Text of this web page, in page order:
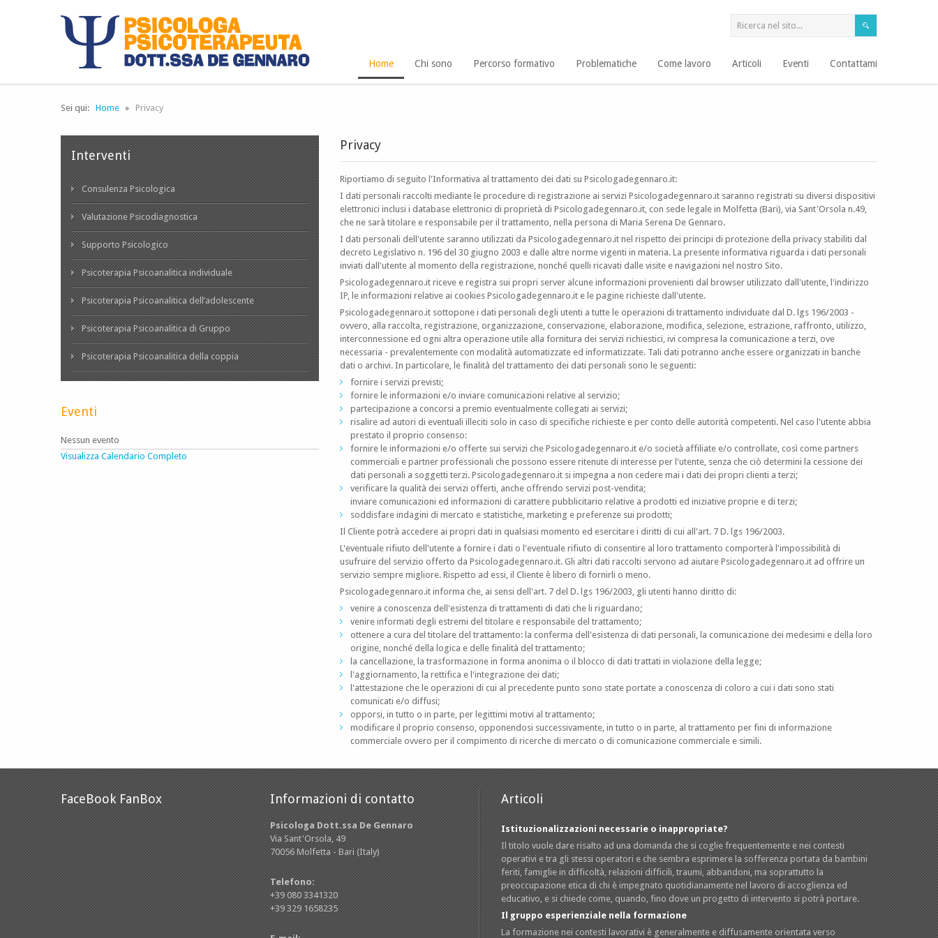
Home Chi sono Percorso formativo Problematiche Come lavoro Articoli Eventi Contattami
Sei qui: Home Privacy
Privacy
Riportiamo di seguito l'Informativa al trattamento dei dati su Psicologadegennaro.it:
I dati personali raccolti mediante le procedure di registrazione ai servizi Psicologadegennaro.it saranno registrati su diversi dispositivi
elettronici inclusi i database elettronici di proprietà di Psicologadegennaro.it, con sede legale in Molfetta (Bari), via Sant'Orsola n.49,
che ne sarà titolare e responsabile per il trattamento, nella persona di Maria Serena De Gennaro.
I dati personali dell'utente saranno utilizzati da Psicologadegennaro.it nel rispetto dei principi di protezione della privacy stabiliti dal
decreto Legislativo n. 196 del 30 giugno 2003 e dalle altre norme vigenti in materia. La presente informativa riguarda i dati personali
inviati dall'utente al momento della registrazione, nonché quelli ricavati dalle visite e navigazioni nel nostro Sito.
Psicologadegennaro.it riceve e registra sui propri server alcune informazioni provenienti dal browser utilizzato dall'utente, l'indirizzo
IP, le informazioni relative ai cookies Psicologadegennaro.it e le pagine richieste dall'utente.
Psicologadegennaro.it sottopone i dati personali degli utenti a tutte le operazioni di trattamento individuate dal D. lgs 196/2003 -
ovvero, alla raccolta, registrazione, organizzazione, conservazione, elaborazione, modifica, selezione, estrazione, raffronto, utilizzo,
interconnessione ed ogni altra operazione utile alla fornitura dei servizi richiestici, ivi compresa la comunicazione a terzi, ove
necessaria - prevalentemente con modalità automatizzate ed informatizzate. Tali dati potranno anche essere organizzati in banche
dati o archivi. In particolare, le finalità del trattamento dei dati personali sono le seguenti:
fornire i servizi previsti;
fornire le informazioni e/o inviare comunicazioni relative al servizio;
partecipazione a concorsi a premio eventualmente collegati ai servizi;
risalire ad autori di eventuali illeciti solo in caso di specifiche richieste e per conto delle autorità competenti. Nel caso l'utente abbia
prestato il proprio consenso:
fornire le informazioni e/o offerte sui servizi che Psicologadegennaro.it e/o società affiliate e/o controllate, così come partners
commerciali e partner professionali che possono essere ritenute di interesse per l'utente, senza che ciò determini la cessione dei
dati personali a soggetti terzi. Psicologadegennaro.it si impegna a non cedere mai i dati dei propri clienti a terzi;
verificare la qualità dei servizi offerti, anche offrendo servizi post-vendita;
inviare comunicazioni ed informazioni di carattere pubblicitario relative a prodotti ed iniziative proprie e di terzi;
soddisfare indagini di mercato e statistiche, marketing e preferenze sui prodotti;
Il Cliente potrà accedere ai propri dati in qualsiasi momento ed esercitare i diritti di cui all'art. 7 D. lgs 196/2003.
L'eventuale rifiuto dell'utente a fornire i dati o l'eventuale rifiuto di consentire al loro trattamento comporterà l'impossibilità di
usufruire del servizio offerto da Psicologadegennaro.it. Gli altri dati raccolti servono ad aiutare Psicologadegennaro.it ad offrire un
servizio sempre migliore. Rispetto ad essi, il Cliente è libero di fornirli o meno.
Psicologadegennaro.it informa che, ai sensi dell'art. 7 del D. lgs 196/2003, gli utenti hanno diritto di:
venire a conoscenza dell'esistenza di trattamenti di dati che li riguardano;
venire informati degli estremi del titolare e responsabile del trattamento;
ottenere a cura del titolare del trattamento: la conferma dell'esistenza di dati personali, la comunicazione dei medesimi e della loro
origine, nonché della logica e delle finalità del trattamento;
la cancellazione, la trasformazione in forma anonima o il blocco di dati trattati in violazione della legge;
l'aggiornamento, la rettifica e l'integrazione dei dati;
l'attestazione che le operazioni di cui al precedente punto sono state portate a conoscenza di coloro a cui i dati sono stati
comunicati e/o diffusi;
opporsi, in tutto o in parte, per legittimi motivi al trattamento;
modificare il proprio consenso, opponendosi successivamente, in tutto o in parte, al trattamento per fini di informazione
commerciale ovvero per il compimento di ricerche di mercato o di comunicazione commerciale e simili.
Interventi
Consulenza Psicologica
Valutazione Psicodiagnostica
Supporto Psicologico
Psicoterapia Psicoanalitica individuale
Psicoterapia Psicoanalitica dell’adolescente
Psicoterapia Psicoanalitica di Gruppo
Psicoterapia Psicoanalitica della coppia
Eventi
Nessun evento
Visualizza Calendario Completo
FaceBook FanBox Informazioni di contatto
Psicologa Dott.ssa De Gennaro
Via Sant'Orsola, 49
70056 Molfetta - Bari (Italy)
Telefono:
+39 080 3341320
+39 329 1658235
Articoli
Istituzionalizzazioni necessarie o inappropriate?
Il titolo vuole dare risalto ad una domanda che si coglie frequentemente e nei contesti
operativi e tra gli stessi operatori e che sembra esprimere la sofferenza portata da bambini
feriti, famiglie in difficoltà, relazioni difficili, traumi, abbandoni, ma soprattutto la
preoccupazione etica di chi è impegnato quotidianamente nel lavoro di accoglienza ed
educativo, e si chiede come, quando, fino dove un progetto di intervento si potrà portare.
Il gruppo esperienziale nella formazione
La formazione nei contesti lavorativi è generalmente e diffusamente orientata verso